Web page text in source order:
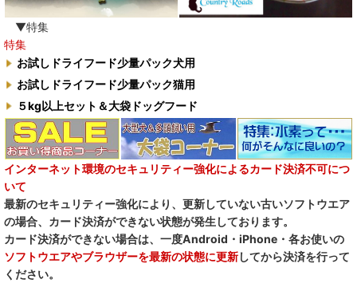
臭わない袋BOS
自然流
M.Y Forest推奨品
フォルツァ10犬キャンペーン
一口笑 Ikkosho
デイリーディライト DAILY DELIGHT
RENA DOG レナドッグ
PetO’CERA ペットセラ
▼特集
特集
お試しドライフード少量パック犬用
お試しドライフード少量パック猫用
５kg以上セット＆大袋ドッグフード
インターネット環境のセキュリティー強化によるカード決済不可につ
いて
最新のセキュリティー強化により、更新していない古いソフトウエア
の場合、カード決済ができない状態が発生しております。
カード決済ができない場合は、一度Android・iPhone・各お使いの
ソフトウエアやブラウザーを最新の状態に更新してから決済を行って
ください。